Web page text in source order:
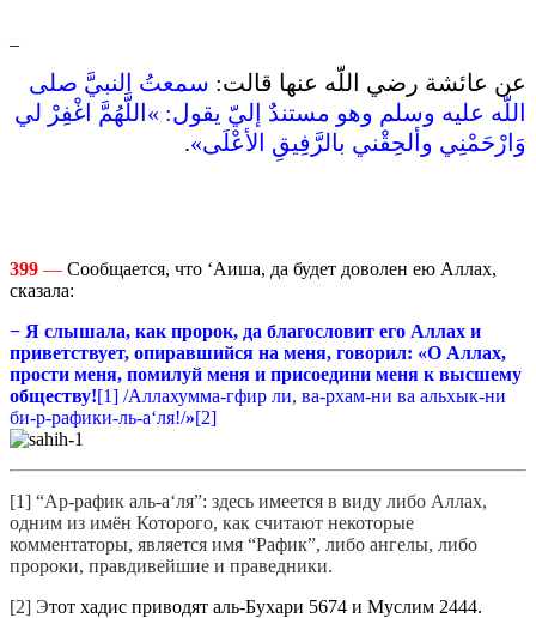
عن عائشة رضي اللّه عنها قالت‏:‏ سمعتُ النبيَّ صلى
اللّه عليه وسلم وهو مستندٌ إليّ يقول‏:‏ ‏»‏اللَّهُمَّ اغْفِرْ لي
وَارْحَمْنِي وألحِقْني بالرَّفِيقِ الأعْلَى‏»‏‏.
399 — Сообщается, что ‘Аиша, да будет доволен ею Аллах,
сказала:
− Я слышала, как пророк, да благословит его Аллах и
приветствует, опиравшийся на меня, говорил: «О Аллах,
прости меня, помилуй меня и присоедини меня к высшему
обществу![1] /Аллахумма-гфир ли, ва-рхам-ни ва альхык-ни
би-р-рафики-ль-а‘ля!/»[2]
[1] “Ар-рафик аль-а‘ля”: здесь имеется в виду либо Аллах,
одним из имён Которого, как считают некоторые
комментаторы, является имя “Рафик”, либо ангелы, либо
пророки, правдивейшие и праведники.
[2] Этот хадис приводят аль-Бухари 5674 и Муслим 2444.